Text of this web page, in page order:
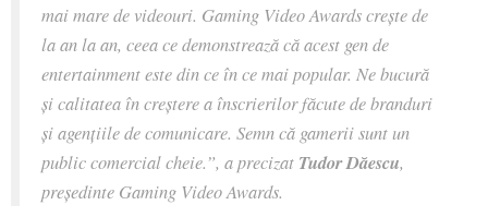
mai mare de videouri. Gaming Video Awards crește de
la an la an, ceea ce demonstrează că acest gen de
entertainment este din ce în ce mai popular. Ne bucură
și calitatea în creștere a înscrierilor făcute de branduri
și agențiile de comunicare. Semn că gamerii sunt un
public comercial cheie.”, a precizat Tudor Dăescu,
președinte Gaming Video Awards.